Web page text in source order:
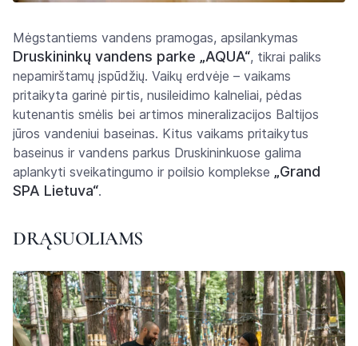
Mėgstantiems vandens pramogas, apsilankymas
Druskininkų vandens parke „AQUA“, tikrai paliks
nepamirštamų įspūdžių. Vaikų erdvėje – vaikams
pritaikyta garinė pirtis, nusileidimo kalneliai, pėdas
kutenantis smėlis bei artimos mineralizacijos Baltijos
jūros vandeniui baseinas. Kitus vaikams pritaikytus
baseinus ir vandens parkus Druskininkuose galima
aplankyti sveikatingumo ir poilsio komplekse „Grand
SPA Lietuva“.
DRĄSUOLIAMS